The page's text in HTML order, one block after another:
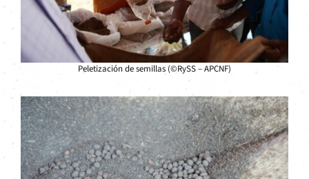
Peletización de semillas (©RySS – APCNF)